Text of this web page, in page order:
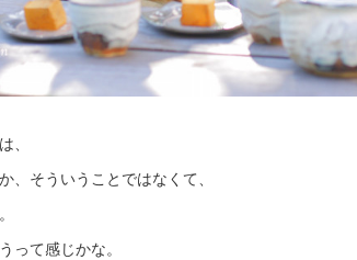
、
、そういうことではなくて、
って感じかな。